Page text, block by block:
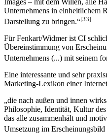
Images – mit dem Willen, alle
Unternehmens in einheitlichem
Für Fenkart/Widmer ist CI
Übereinstimmung von
Eine interessante und sehr
„die nach außen und innen
Philosophie, Identität, Kultur des
das alle zusammenhält und